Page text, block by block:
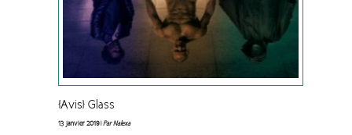
[Avis] Glass
13 janvier 2019 |Par Nalexa